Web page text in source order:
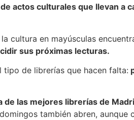
actos culturales que llevan a
cultura en mayúsculas
sus próximas lecturas.
de librerías que hacen falta:
de las mejores librerías de
domingos también abren,